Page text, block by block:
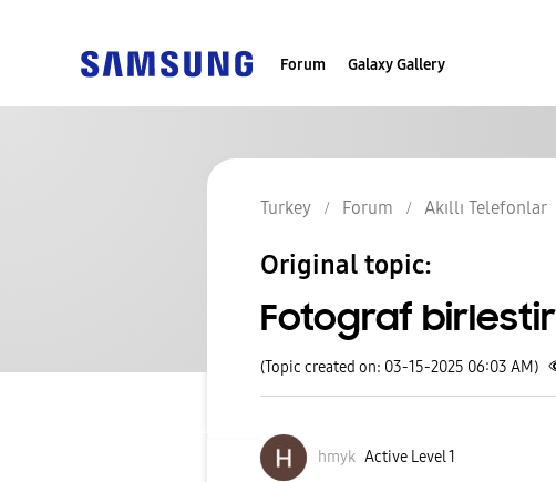
Forum Galaxy Gallery
Turkey Forum Akıllı Telefonlar
Original topic:
Fotograf
(Topic created on: 03-15-2025 06:03 AM)
hmyk Active Level 1